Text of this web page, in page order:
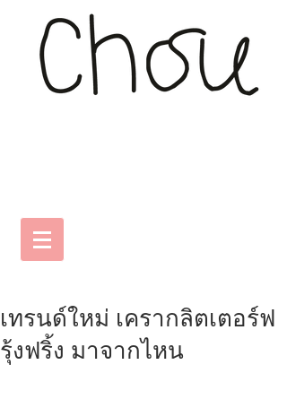
เทรนด์ใหม่ เครากลิตเตอร์ฟ
รุ้งฟริ้ง มาจากไหน